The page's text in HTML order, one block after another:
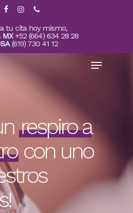
facebookinstagramphone
tu cita hoy mismo,
MX +52 (664) 634 28 28
(619) 730 41 12
Menu
respiro a
con uno